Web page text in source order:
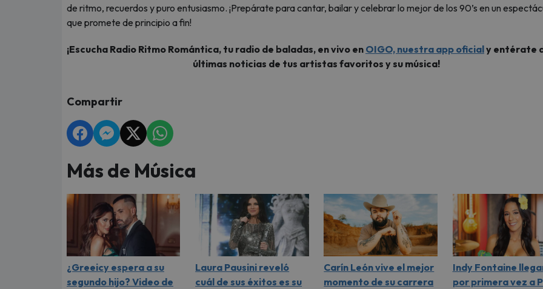
de ritmo, recuerdos y puro entusiasmo. ¡Prepárate para cantar, bailar y celebrar lo mejor de los 90’s en un
que promete de principio a fin!
¡Escucha Radio Ritmo Romántica, tu radio de baladas, en vivo en OIGO, nuestra app oficialy entérate
últimas noticias de tus artistas favoritos y su música!
Compartir
Más de Música
¿Greeicy espera a su
segundo hijo? Video de
Laura Pausini reveló
cuál de sus éxitos es su
Carín León vive el mejor
momento de su carrera
Indy Fontaine
por primera vez a